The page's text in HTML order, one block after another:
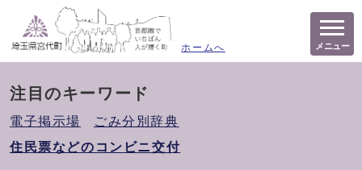
ホームへ メニュー
注目のキーワード
電子掲示場
ごみ分別辞典
住民票などのコンビニ交付